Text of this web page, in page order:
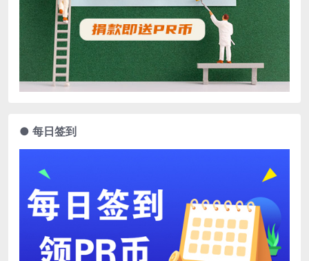
● 每日签到